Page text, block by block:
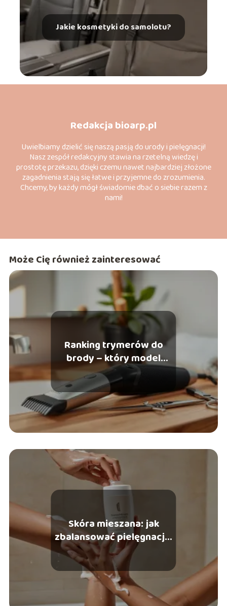
Jakie kosmetyki do samolotu?
Redakcja bioarp.pl
Uwielbiamy dzielić się naszą pasją do urody i pielęgnacji!
Nasz zespół redakcyjny stawia na rzetelną wiedzę i
prostotę przekazu, dzięki czemu nawet najbardziej złożone
zagadnienia stają się łatwe i przyjemne do zrozumienia.
Chcemy, by każdy mógł świadomie dbać o siebie razem z
nami!
Może Cię również zainteresować
Ranking trymerów do
brody – który model
wybrać?
Skóra mieszana: jak
zbalansować pielęgnację,
aby uzyskać najlepsze
rezultaty